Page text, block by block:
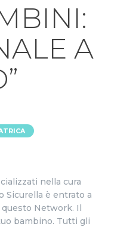
A
nella cura
Sicurella è entrato a
Network. ­­­­­­­­­­­­­­­Il
bambino. Tutti gli